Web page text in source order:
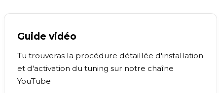
Guide vidéo
Tu trouveras la procédure détaillée d'installation
et d'activation du tuning sur notre chaîne
YouTube